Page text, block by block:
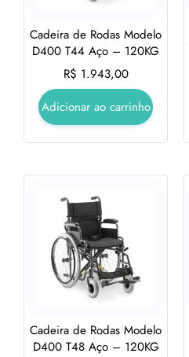
Cadeira de Rodas Modelo
D400 T44 Aço – 120KG
R$ 1.943,00
Adicionar ao carrinho
Cadeira de Rodas Modelo
D400 T48 Aço – 120KG